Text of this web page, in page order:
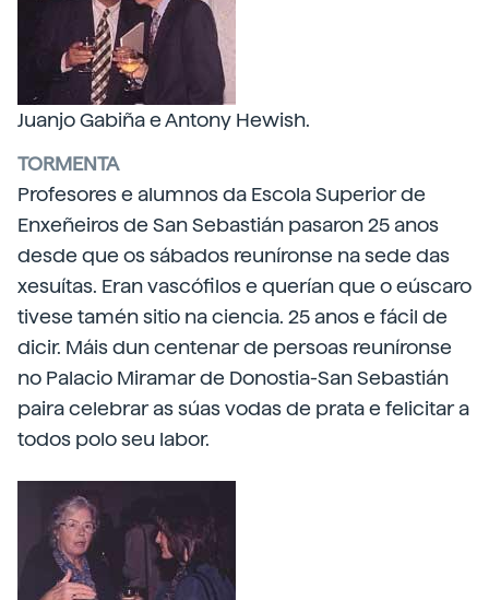
Juanjo Gabiña e Antony Hewish.
TORMENTA
Profesores e alumnos da Escola Superior de
Enxeñeiros de San Sebastián pasaron 25 anos
desde que os sábados reuníronse na sede das
xesuítas. Eran vascófilos e querían que o eúscaro
tivese tamén sitio na ciencia. 25 anos e fácil de
dicir. Máis dun centenar de persoas reuníronse
no Palacio Miramar de Donostia-San Sebastián
paira celebrar as súas vodas de prata e felicitar a
todos polo seu labor.